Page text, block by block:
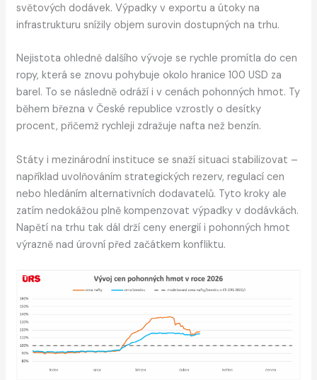
světových dodávek. Výpadky v exportu a útoky na
infrastrukturu snížily objem surovin dostupných na trhu.
Nejistota ohledně dalšího vývoje se rychle promítla do cen
ropy, která se znovu pohybuje okolo hranice 100 USD za
barel. To se následně odráží i v cenách pohonných hmot. Ty
během března v České republice vzrostly o desítky
procent, přičemž rychleji zdražuje nafta než benzín.
Státy i mezinárodní instituce se snaží situaci stabilizovat –
například uvolňováním strategických rezerv, regulací cen
nebo hledáním alternativních dodavatelů. Tyto kroky ale
zatím nedokážou plně kompenzovat výpadky v dodávkách.
Napětí na trhu tak dál drží ceny energií i pohonných hmot
výrazně nad úrovní před začátkem konfliktu.